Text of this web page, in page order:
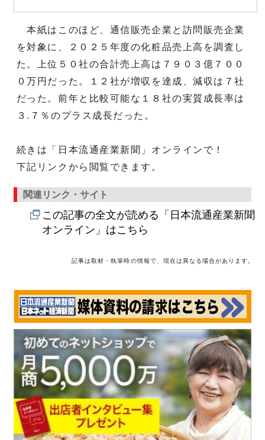
本紙はこのほど、通信販売企業と訪問販売企業
を対象に、２０２５年度の化粧品売上高を調査し
た。上位５０社の合計売上高は７９０３億７００
０万円だった。１２社が増収を達成、減収は７社
だった。前年と比較可能な１８社の実質成長率は
３.７％のプラス成長だった。
続きは「日本流通産業新聞」オンラインで！
下記リンクから閲覧できます。
関連リンク・サイト
この記事の全文が読める「日本流通産業新聞
オンライン」はこちら
記事は取材・執筆時の情報で、現在は異なる場合があります。